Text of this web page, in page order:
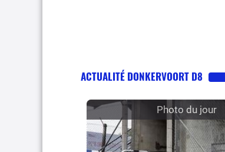
ACTUALITÉ DONKERVOORT D8
Photo du jour